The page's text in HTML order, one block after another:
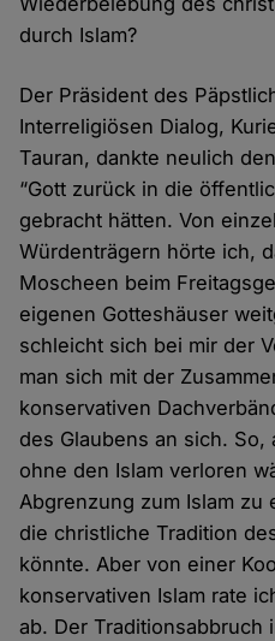
durch Islam?
Der Präsident des
Interreligiösen Dialog,
Tauran, dankte neulich
“Gott zurück in die
gebracht hätten. Von
Würdenträgern hörte ich,
Moscheen beim
eigenen Gotteshäuser
schleicht sich bei mir der
man sich mit der
konservativen
des Glaubens an sich. So,
ohne den Islam verloren
Abgrenzung zum Islam zu
die christliche Tradition
könnte. Aber von einer
konservativen Islam rate
ab. Der Traditionsabbruch